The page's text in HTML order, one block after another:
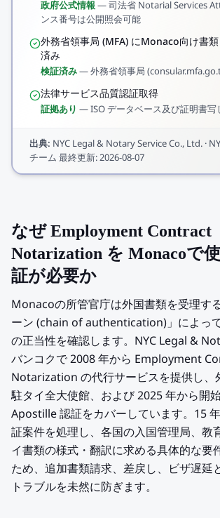
政府公式情報—司法省 Notarial Services
ンス番号は公開照会可能
外務省領事局 (MFA) にMonaco向け書
済み
検証済み—外務省領事局
法律サービス品質認証取得
証拠あり —ISO データベース及び証明書
出典: NYC Legal & Notary Service Co., Ltd. ·
チーム 最終更新:2026-08-07
なぜ Employment Contract
Notarization を Monacoで
証が必要か
Monacoの所管官庁は外国書類を受理す
ーン (chain of authentication)」によっ
の正当性を確認します。NYC Legal &
バンコクで 2008 年から Employment
Notarization の代行サービスを提供し、
駐タイ全大使館、および 2025 年から開
Apostille 認証をカバーしています。15
証案件を処理し、各国の入国管理局、教
イ書類の様式・翻訳に求める具体的な要
ため、追加書類請求、差戻し、ビザ遅延
トラブルを未然に防ぎます。